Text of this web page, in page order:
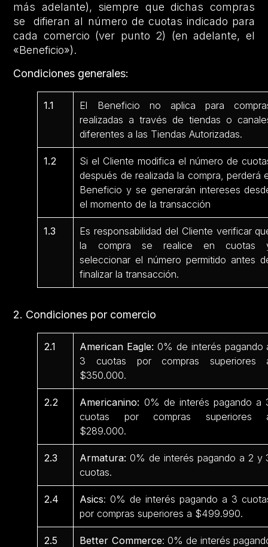
más adelante), siempre que dichas compras
se difieran al número de cuotas indicado para
cada comercio (ver punto 2) (en adelante, el
«Beneficio»).
Condiciones generales:
1.1
El Beneficio no aplica para
realizadas a través de tiendas o
diferentes a las Tiendas Autorizadas.
1.2
Si el Cliente modifica el número de
después de realizada la compra, perderá
Beneficio y se generarán intereses
el momento de la transacción
1.3
Es responsabilidad del Cliente verificar
la compra se realice en cuotas
seleccionar el número permitido antes
finalizar la transacción.
2. Condiciones por comercio
2.1 American Eagle: 0% de interés pagando
3 cuotas por compras superiores
$350.000.
2.2 Americanino: 0% de interés pagando a
cuotas por compras superiores
$289.000.
2.3 Armatura: 0% de interés pagando a 2 y
cuotas.
2.4 Asics: 0% de interés pagando a 3
por compras superiores a $499.990.
2.5 Better Commerce: 0% de interés